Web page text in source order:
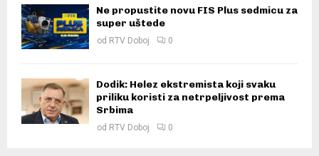
Ne propustite novu FIS Plus sedmicu za
super uštede
od RTV Doboj 0
Dodik: Helez ekstremista koji svaku
priliku koristi za netrpeljivost prema
Srbima
od RTV Doboj 0